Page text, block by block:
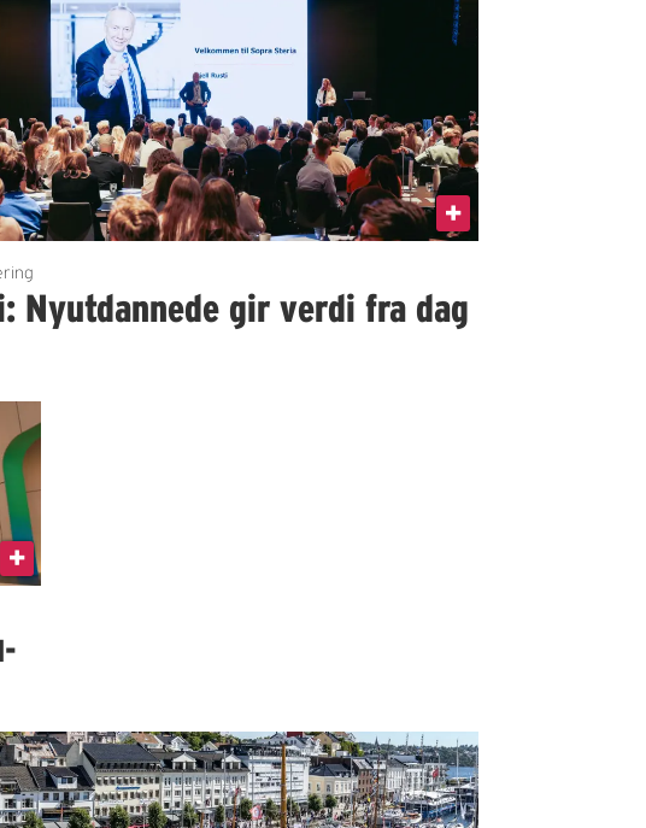
Nyutdannede gir verdi fra dag